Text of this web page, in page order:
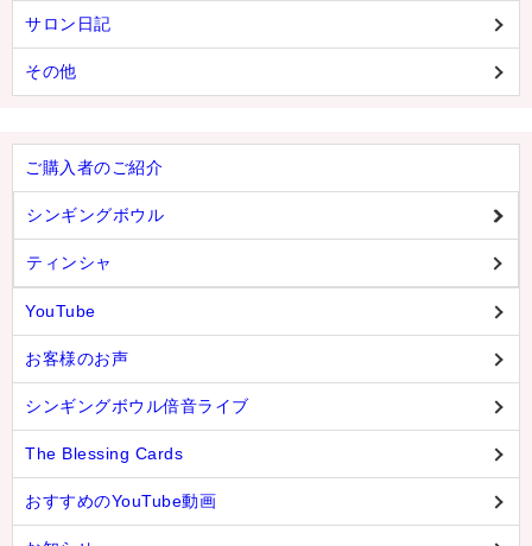
サロン日記
その他
ご購入者のご紹介
シンギングボウル
ティンシャ
YouTube
お客様のお声
シンギングボウル倍音ライブ
The Blessing Cards
おすすめのYouTube動画